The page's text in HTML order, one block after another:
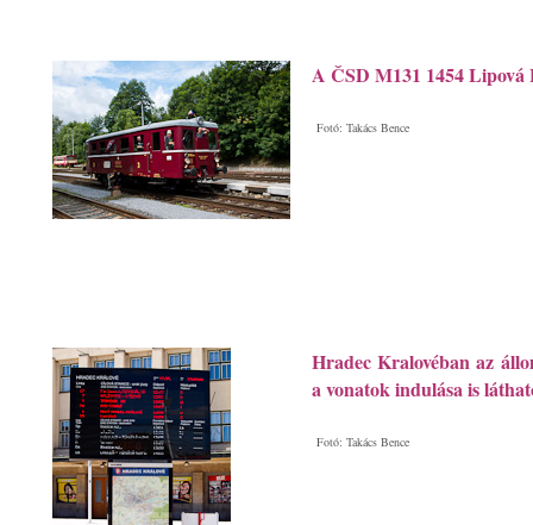
A ČSD M131 1454 Lipová
Fotó: Takács Bence
Hradec Kralovéban az
a vonatok indulása is
Fotó: Takács Bence